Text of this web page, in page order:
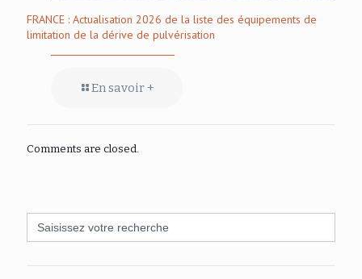
FRANCE : Actualisation 2026 de la liste des équipements de
limitation de la dérive de pulvérisation
En savoir +
Comments are closed.
Search
for: